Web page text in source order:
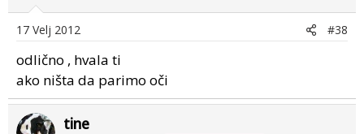
17 Velj 2012 #38
odlično , hvala ti
ako ništa da parimo oči
tine